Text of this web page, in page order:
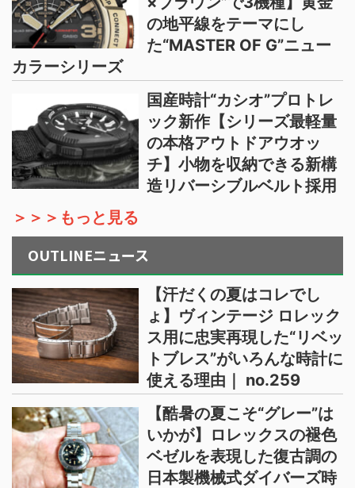
の地平線をテーマにし
た“MASTER OF G”ニュー
カラーシリーズ
国産時計“カシオ”プロトレ
ック新作【シリーズ最軽量
の本格アウトドアウオッ
チ】小物を収納できる新構
造リバーシブルベルト採用
＞＞＞もっと見る
OUTLINEニュース
【汗だくの夏はコレでし
ょ】ヴィンテージ ロレック
ス用に忠実再現した“リベッ
トブレス”がいろんな時計に
使える理由｜ no.259
【酷暑の夏こそ“グレー”は
いかが】ロレックスの褪色
ベゼルを表現した復古調の
日本製機械式ダイバーズ時